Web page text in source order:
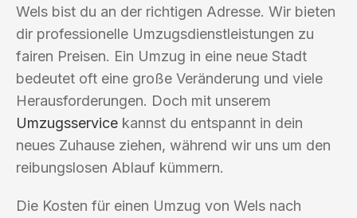
Wels bist du an der richtigen Adresse. Wir bieten
dir professionelle Umzugsdienstleistungen zu
fairen Preisen. Ein Umzug in eine neue Stadt
bedeutet oft eine große Veränderung und viele
Herausforderungen. Doch mit unserem
Umzugsservice kannst du entspannt in dein
neues Zuhause ziehen, während wir uns um den
reibungslosen Ablauf kümmern.
Die Kosten für einen Umzug von Wels nach